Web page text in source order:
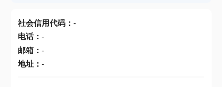
社会信用代码： -
电话： -
邮箱： -
地址： -